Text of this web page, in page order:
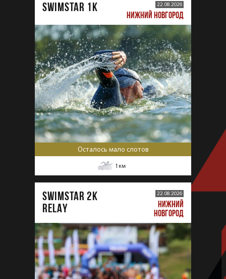
SWIMSTAR 1K 22.08.2026
НИЖНИЙ НОВГОРОД
Осталось мало слотов
1 км
SWIMSTAR 2K
RELAY
22.08.2026
НИЖНИЙ
НОВГОРОД